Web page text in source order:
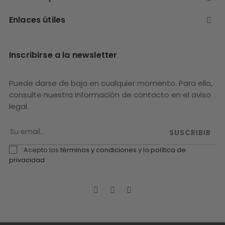
En estos tiempos que todo el mundo
incumple plazos y te da largas, la
experiencia con ellos ha sido MARAVILLOSA.
taburetes no tengo ninguna duda donde los
Enlaces útiles 
Inscribirse a la newsletter
Puede darse de baja en cualquier momento. Para ello,
consulte nuestra información de contacto en el aviso
legal.
SUSCRIBIR
Acepto los términos y condiciones y la política de
privacidad
Facebook
Twitter